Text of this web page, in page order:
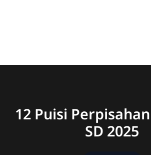
12 Puisi
SD 2025